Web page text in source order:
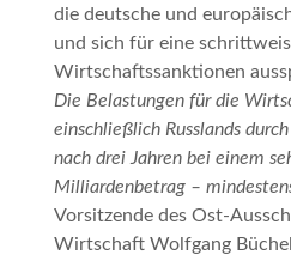
die deutsche und
und sich für eine
Wirtschaftssanktionen
Die Belastungen für die
einschließlich Russlands
nach drei Jahren bei einem
Milliardenbetrag –
Vorsitzende des Ost-
Wirtschaft Wolfgang